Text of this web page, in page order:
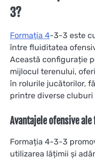
3?
Formația 4-3-3 este
între fluiditatea
Această configurație
mijlocul terenului,
în rolurile jucătorilor,
printre diverse cluburi
Avantajele ofensive
Formația 4-3-3
utilizarea lățimii și